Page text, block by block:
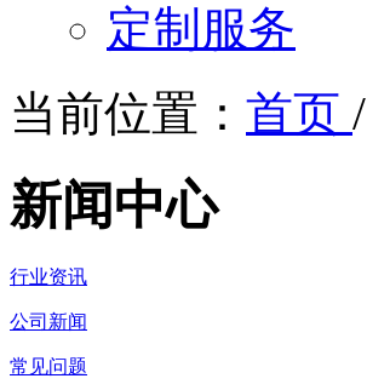
定制服务
当前位置： 首页 /
新闻中心
行业资讯
公司新闻
常见问题